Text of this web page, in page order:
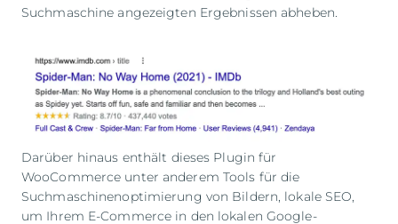
Suchmaschine angezeigten Ergebnissen abheben.
Darüber hinaus enthält dieses Plugin für
WooCommerce unter anderem Tools für die
Suchmaschinenoptimierung von Bildern, lokale SEO,
um Ihrem E-Commerce in den lokalen Google-